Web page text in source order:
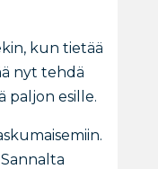
kun tietää
nyt tehdä
paljon esille.